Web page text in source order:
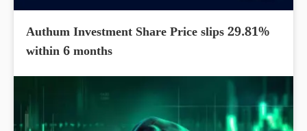
Authum Investment Share Price slips 29.81%
within 6 months